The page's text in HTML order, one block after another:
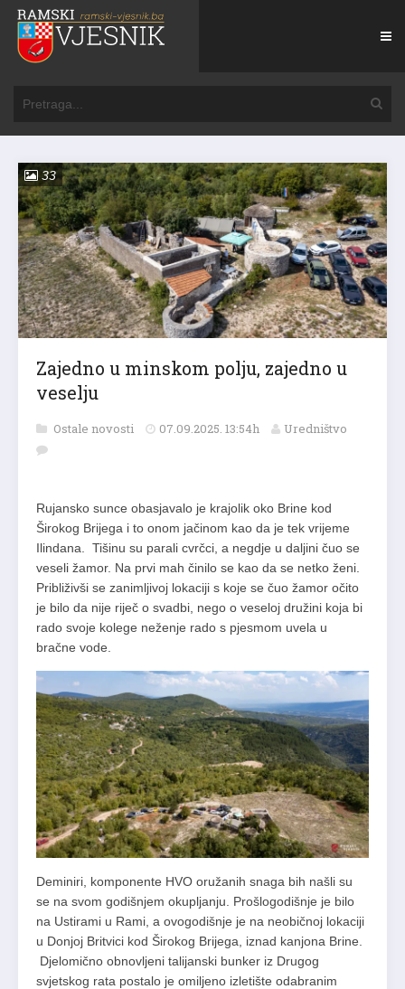
33
Zajedno u minskom polju, zajedno u
veselju
Ostale novosti 07.09.2025. 13:54h Uredništvo
Rujansko sunce obasjavalo je krajolik oko Brine kod
Širokog Brijega i to onom jačinom kao da je tek vrijeme
Ilindana. Tišinu su parali cvrčci, a negdje u daljini čuo se
veseli žamor. Na prvi mah činilo se kao da se netko ženi.
Približivši se zanimljivoj lokaciji s koje se čuo žamor očito
je bilo da nije riječ o svadbi, nego o veseloj družini koja bi
rado svoje kolege neženje rado s pjesmom uvela u
bračne vode.
Deminiri, komponente HVO oružanih snaga bih našli su
se na svom godišnjem okupljanju. Prošlogodišnje je bilo
na Ustirami u Rami, a ovogodišnje je na neobičnoj lokaciji
u Donjoj Britvici kod Širokog Brijega, iznad kanjona Brine.
Djelomično obnovljeni talijanski bunker iz Drugog
svjetskog rata postalo je omiljeno izletište odabranim